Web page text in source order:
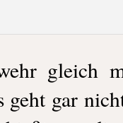
gleich
geht gar